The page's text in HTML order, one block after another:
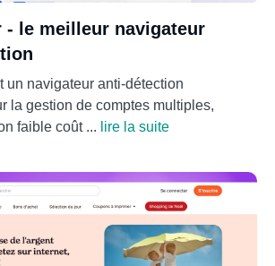
- le meilleur navigateur
un navigateur anti-détection
la gestion de comptes multiples,
faible coût ... lire la suite